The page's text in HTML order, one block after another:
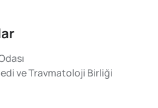
ve Travmatoloji Birliği